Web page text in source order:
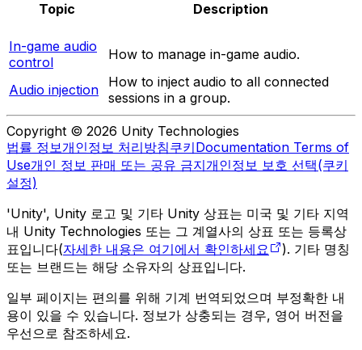
Topic Description
In-game audio
control
How to manage in-game audio.
Audio injection
How to inject audio to all connected
sessions in a group.
Copyright © 2026 Unity Technologies
법률 정보개인정보 처리방침쿠키Documentation Terms of
Use개인 정보 판매 또는 공유 금지개인정보 보호 선택(쿠키
설정)
'Unity', Unity 로고 및 기타 Unity 상표는 미국 및 기타 지역
내 Unity Technologies 또는 그 계열사의 상표 또는 등록상
표입니다(자세한 내용은 여기에서 확인하세요
). 기타 명칭
또는 브랜드는 해당 소유자의 상표입니다.
일부 페이지는 편의를 위해 기계 번역되었으며 부정확한 내
용이 있을 수 있습니다. 정보가 상충되는 경우, 영어 버전을
우선으로 참조하세요.